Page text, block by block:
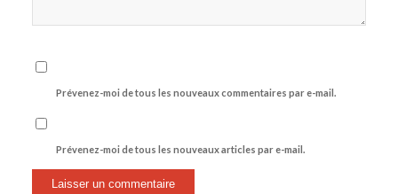
Prévenez-moi de tous les nouveaux commentaires par e-mail.
Prévenez-moi de tous les nouveaux articles par e-mail.